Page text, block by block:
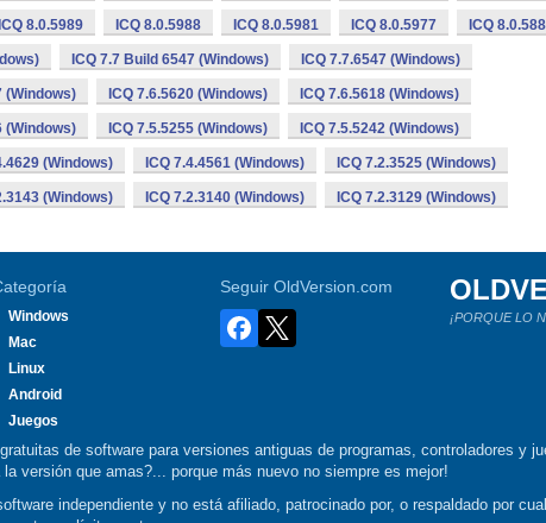
ICQ 8.0.5989 ICQ 8.0.5988 ICQ 8.0.5981 ICQ 8.0.5977 ICQ
ICQ 7.7 Build 6547 (Windows) ICQ 7.7.6547 (Windows)
(Windows) ICQ 7.6.5620 (Windows) ICQ 7.6.5618 (Windows)
(Windows) ICQ 7.5.5255 (Windows) ICQ 7.5.5242 (Windows)
(Windows) ICQ 7.4.4561 (Windows) ICQ 7.2.3525 (Windows)
(Windows) ICQ 7.2.3140 (Windows) ICQ 7.2.3129 (Windows)
Windows
Mac
Linux
Android
Juegos
Seguir OldVersion.com
¡PORQUE LO
de software para versiones antiguas de programas, controladores y
versión que amas?... porque más nuevo no siempre es mejor!
independiente y no está afiliado, patrocinado por, o respaldado por